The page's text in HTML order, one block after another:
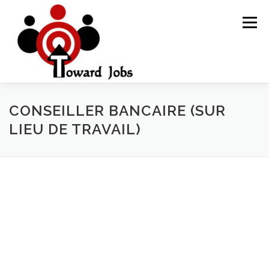
content
Menu
HOME JOBS OPPORTUNITY BLOG POSTS
CONSEILLER BANCAIRE (SUR
LIEU DE TRAVAIL)